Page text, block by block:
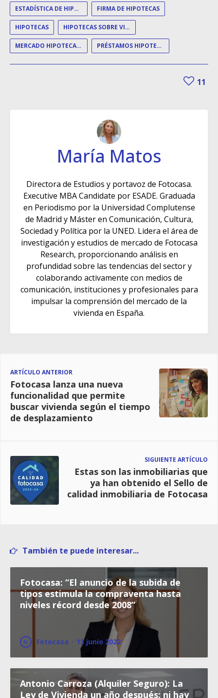
ESTADÍSTICA DE HIPOTECAS FIRMA DE HIPOTECAS
HIPOTECAS HIPOTECAS SOBRE VIVIENDA
MERCADO HIPOTECARIO PRÉSTAMOS HIPOTECARIOS
11
María Matos
Directora de Estudios y portavoz de Fotocasa.
Executive MBA Candidate por ESADE. Graduada
en Periodismo por la Universidad Complutense
de Madrid y Máster en Comunicación, Cultura,
Sociedad y Política por la UNED. Lidera el área de
investigación y estudios de mercado de Fotocasa
Research, proporcionando análisis en
profundidad sobre las tendencias del sector y
colaborando activamente con medios de
comunicación, instituciones y profesionales para
impulsar la comprensión del mercado de la
vivienda en España.
ARTÍCULO ANTERIOR
Fotocasa lanza una nueva
funcionalidad que permite
buscar vivienda según el tiempo
de desplazamiento
SIGUIENTE ARTÍCULO
Estas son las inmobiliarias que
ya han obtenido el Sello de
calidad inmobiliaria de Fotocasa
También te puede interesar...
Fotocasa: “El anuncio de la subida de
tipos estimula la compraventa hasta
niveles récord desde 2008”
Fotocasa · 13 junio 2022
Antonio Carroza (Alquiler Seguro): La
Ley de Vivienda un año después: ni hay